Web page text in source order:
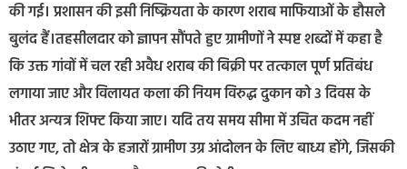
की गई। प्रशासन की इसी निष्क्रियता के कारण शराब माफियाओं के हौसले
बुलंद हैं।​तहसीलदार को ज्ञापन सौंपते हुए ग्रामीणों ने स्पष्ट शब्दों में कहा है
कि उक्त गांवों में चल रही अवैध शराब की बिक्री पर तत्काल पूर्ण प्रतिबंध
लगाया जाए और विलायत कला की नियम विरुद्ध दुकान को 3 दिवस के
भीतर अन्यत्र शिफ्ट किया जाए। यदि तय समय सीमा में उचित कदम नहीं
उठाए गए, तो क्षेत्र के हजारों ग्रामीण उग्र आंदोलन के लिए बाध्य होंगे, जिसकी